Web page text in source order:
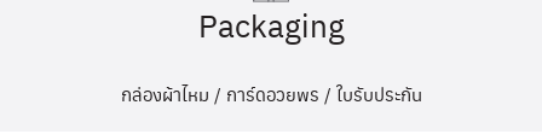
Packaging
กล่องผ้าไหม / การ์ดอวยพร / ใบรับประกัน